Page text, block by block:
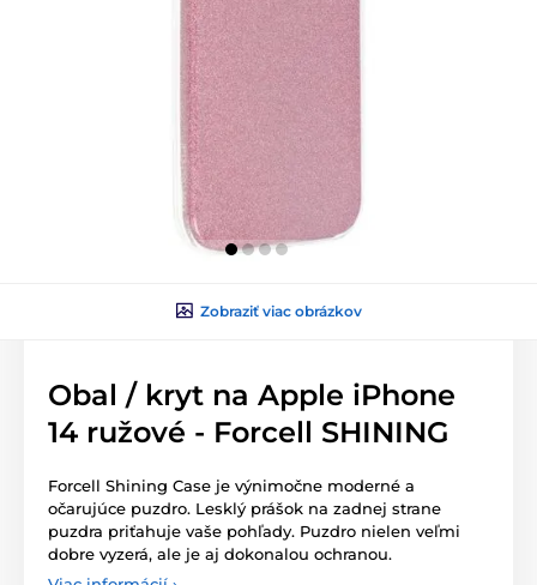
Zobraziť viac obrázkov
Obal / kryt na Apple iPhone
14 ružové - Forcell SHINING
Forcell Shining Case je výnimočne moderné a
očarujúce puzdro. Lesklý prášok na zadnej strane
puzdra priťahuje vaše pohľady. Puzdro nielen veľmi
dobre vyzerá, ale je aj dokonalou ochranou.